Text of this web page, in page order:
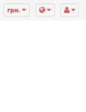
грн.